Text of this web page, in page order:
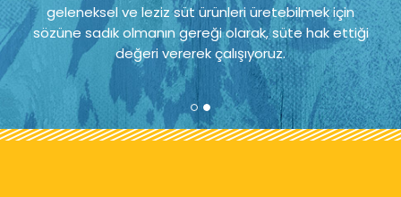
geleneksel ve leziz süt ürünleri üretebilmek için
sözüne sadık olmanın gereği olarak, süte hak ettiği
değeri vererek çalışıyoruz.